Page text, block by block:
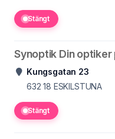
Stängt
Synoptik Din optiker
Kungsgatan 23
632 18 ESKILSTUNA
Stängt